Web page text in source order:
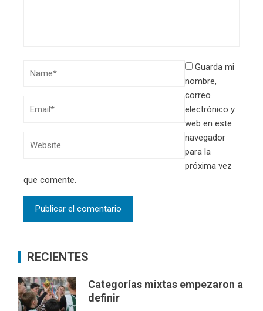
Guarda mi
nombre,
correo
electrónico y
web en este
navegador
para la
próxima vez
que comente.
RECIENTES
Categorías mixtas empezaron a
definir